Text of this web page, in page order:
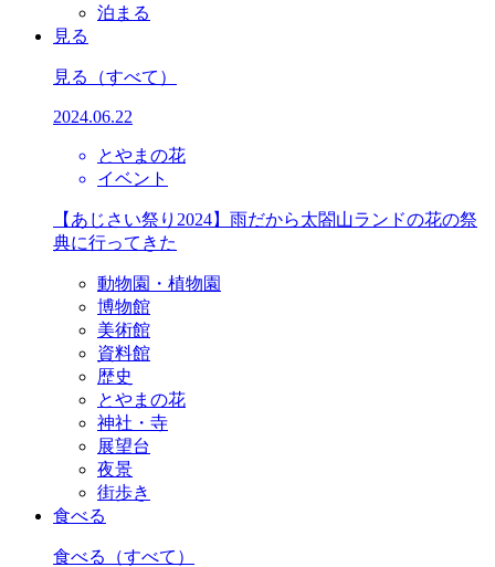
泊まる
見る
見る （すべて）
2024.06.22
とやまの花
イベント
【あじさい祭り2024】雨だから太閤山ランドの花の祭
典に行ってきた
動物園・植物園
博物館
美術館
資料館
歴史
とやまの花
神社・寺
展望台
夜景
街歩き
食べる
食べる （すべて）